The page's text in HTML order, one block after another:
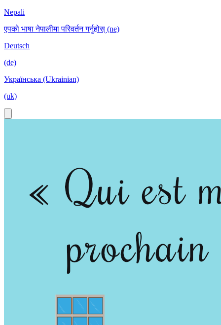
Nepali
एपको भाषा नेपालीमा परिवर्तन गर्नुहोस् (ne)
Deutsch
(de)
Українська (Ukrainian)
(uk)